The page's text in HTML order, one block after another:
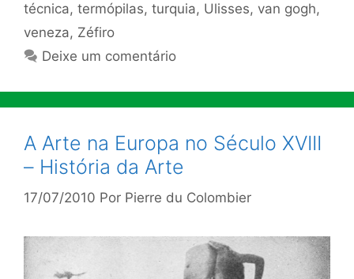
técnica, termópilas, turquia, Ulisses, van gogh,
veneza, Zéfiro
Deixe um comentário
A Arte na Europa no Século XVIII
– História da Arte
17/07/2010 Por Pierre du Colombier